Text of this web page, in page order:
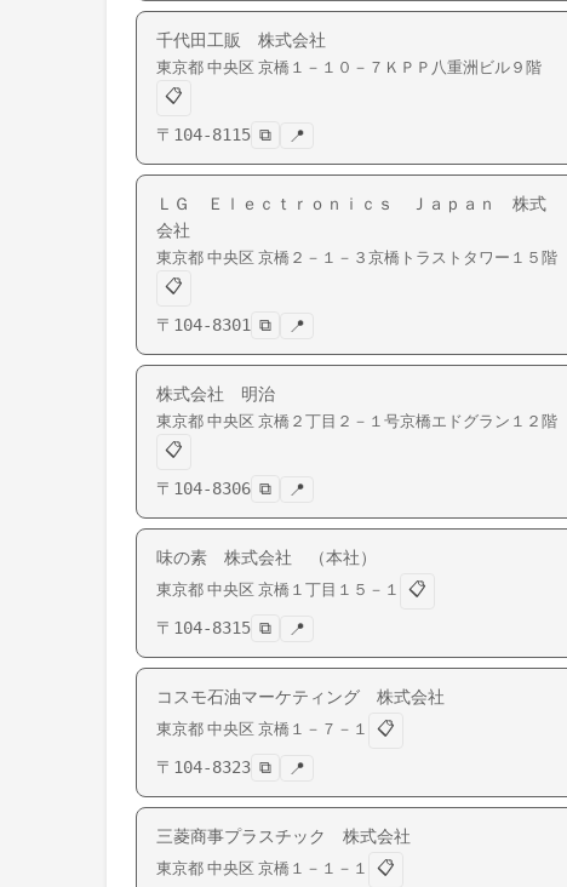
千代田工販 株式会社
東京都 中央区 京橋 １－１０－７ＫＰＰ八重洲ビル９階
📋
〒 104-8115 ⧉ 📍
ＬＧ Ｅｌｅｃｔｒｏｎｉｃｓ Ｊａｐａｎ 株式
会社
東京都 中央区 京橋 ２－１－３京橋トラストタワー１５階
📋
〒 104-8301 ⧉ 📍
株式会社 明治
東京都 中央区 京橋 ２丁目２－１号京橋エドグラン１２階
📋
〒 104-8306 ⧉ 📍
味の素 株式会社 （本社）
東京都 中央区 京橋 １丁目１５－１
📋
〒 104-8315 ⧉ 📍
コスモ石油マーケティング 株式会社
東京都 中央区 京橋 １－７－１
📋
〒 104-8323 ⧉ 📍
三菱商事プラスチック 株式会社
東京都 中央区 京橋 １－１－１
📋